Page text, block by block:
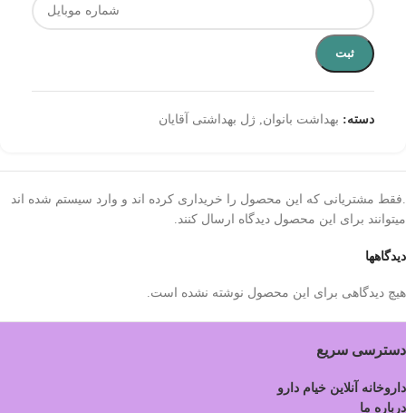
ثبت
دسته: بهداشت بانوان ژل بهداشتی آقایان
دیدگاهها
هیچ دیدگاهی برای این محصول نوشته نشده است.
.فقط مشتریانی که این محصول را خریداری کرده اند و وارد سیستم شده اند
میتوانند برای این محصول دیدگاه ارسال کنند.
دسترسی سریع
داروخانه آنلاین خیام دارو
درباره ما